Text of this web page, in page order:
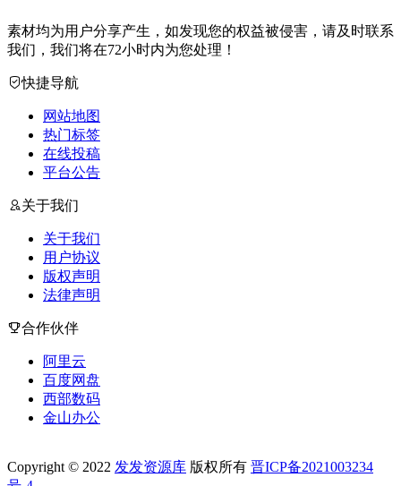
素材均为用户分享产生，如发现您的权益被侵害，请及时联系
我们，我们将在72小时内为您处理！
快捷导航
网站地图
热门标签
在线投稿
平台公告
关于我们
关于我们
用户协议
版权声明
法律声明
合作伙伴
阿里云
百度网盘
西部数码
金山办公
Copyright © 2022 发发资源库 版权所有 晋ICP备2021003234